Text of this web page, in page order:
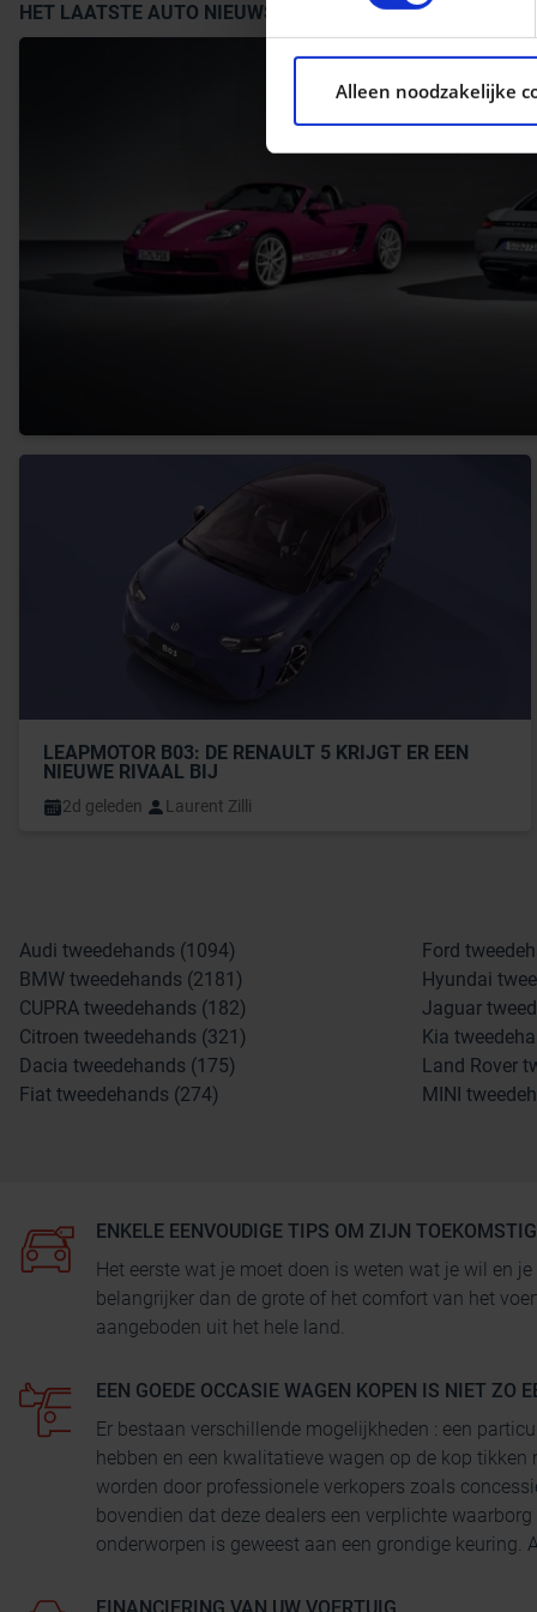
We gebruiken cookies om
ons websiteverkeer te
social media, adverteren
aan ze heeft verstrekt of
Alleen noodzakelijke
HET LAATSTE AUTO NIEUWS
LEAPMOTOR B03: DE RENAULT 5 KRIJGT ER EEN
NIEUWE RIVAAL BIJ
2d geleden Laurent Zilli
Audi tweedehands (1094)
BMW tweedehands (2181)
CUPRA tweedehands (182)
Citroen tweedehands (321)
Dacia tweedehands (175)
Fiat tweedehands (274)
Ford
Hyundai
Jaguar
Kia
Land Rover
MINI
ENKELE EENVOUDIGE TIPS OM ZIJN
Het eerste wat je moet doen is weten wat je wil en
belangrijker dan de grote of het comfort van het
aangeboden uit het hele land.
EEN GOEDE OCCASIE WAGEN KOPEN IS NIET ZO
Er bestaan verschillende mogelijkheden : een
hebben en een kwalitatieve wagen op de kop
worden door professionele verkopers zoals
bovendien dat deze dealers een verplichte
onderworpen is geweest aan een grondige